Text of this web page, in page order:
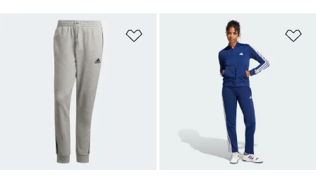
Añadir a la lista de deseos